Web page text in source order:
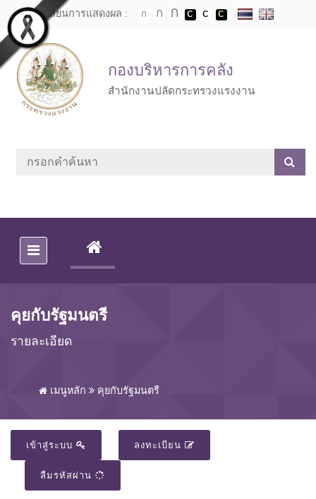
Skip to main content
เปลี่ยนการแสดงผล :
กองบริหารการคลัง
สำนักงานปลัดกระทรวงแรงงาน
(CURRENT)
คุยกับรัฐมนตรี
รายละเอียด
เมนูหลัก คุยกับรัฐมนตรี
เข้าสู่ระบบ ลงทะเบียน
ลืมรหัสผ่าน